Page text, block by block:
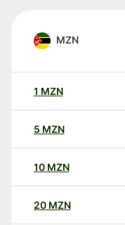
MZN
1 MZN
5 MZN
10 MZN
20 MZN